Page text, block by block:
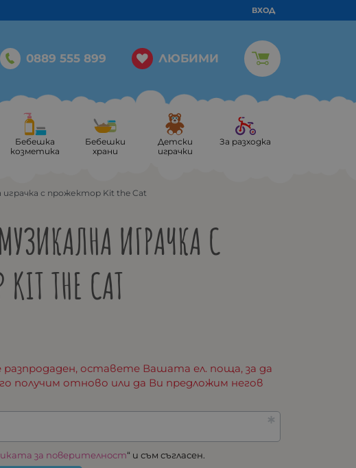
ВХОД
0889 555 899 ЛЮБИМИ
Бебешка
козметика
Бебешки
храни
Детски
играчки
За разходка
с прожектор Kit the Cat
ИГРАЧКА С
THE CAT
оставете Вашата ел. поща, за да
получим отново или да Ви предложим негов
за поверителност“ и съм съгласен.